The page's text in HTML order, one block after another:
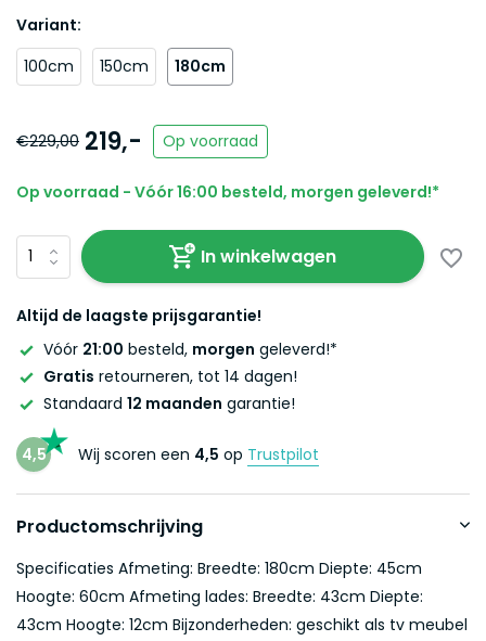
Variant:
100cm
150cm 180cm
€229,00 219,- Op voorraad
Op voorraad - Vóór 16:00 besteld, morgen geleverd!*
In winkelwagen
Altijd de laagste prijsgarantie!
Vóór 21:00 besteld, morgen geleverd!*
Gratis retourneren, tot 14 dagen!
Standaard 12 maanden garantie!
4,5 Wij scoren een 4,5 op Trustpilot
Productomschrijving
Specificaties Afmeting: Breedte: 180cm Diepte: 45cm
Hoogte: 60cm Afmeting lades: Breedte: 43cm Diepte:
43cm Hoogte: 12cm Bijzonderheden: geschikt als tv meubel